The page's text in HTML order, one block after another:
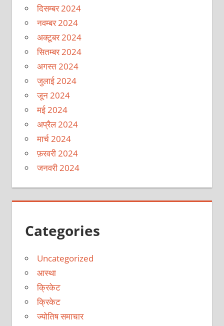
दिसम्बर 2024
नवम्बर 2024
अक्टूबर 2024
सितम्बर 2024
अगस्त 2024
जुलाई 2024
जून 2024
मई 2024
अप्रैल 2024
मार्च 2024
फ़रवरी 2024
जनवरी 2024
Categories
Uncategorized
आस्था
क्रिकेट
क्रिकेट
ज्योतिष समाचार